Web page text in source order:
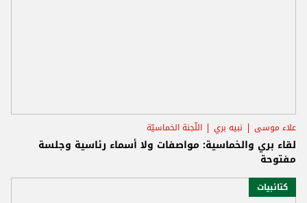
علاء موسى نبيه بري اللّجنة الخماسيّة
لقاء بري والخماسية: مواصفات ولا أسماء رئاسية وجلسة
مفتوحة
كتائبيات